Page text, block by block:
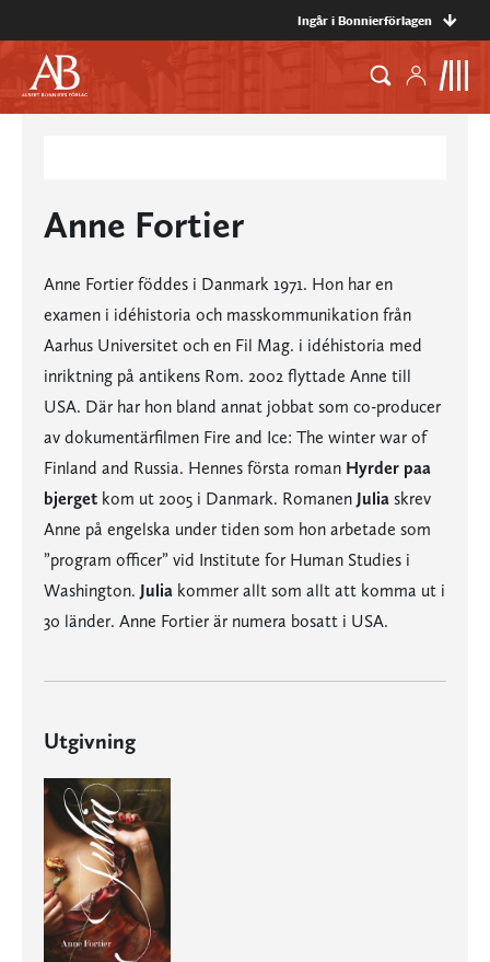
Ingår i Bonnierförlagen
Anne Fortier
Anne Fortier föddes i Danmark 1971. Hon har en
examen i idéhistoria och masskommunikation från
Aarhus Universitet och en Fil Mag. i idéhistoria med
inriktning på antikens Rom. 2002 flyttade Anne till
USA. Där har hon bland annat jobbat som co-producer
av dokumentärfilmen Fire and Ice: The winter war of
Finland and Russia. Hennes första roman Hyrder paa
bjerget kom ut 2005 i Danmark. Romanen Julia skrev
Anne på engelska under tiden som hon arbetade som
”program officer” vid Institute for Human Studies i
Washington. Julia kommer allt som allt att komma ut i
30 länder. Anne Fortier är numera bosatt i USA.
Utgivning